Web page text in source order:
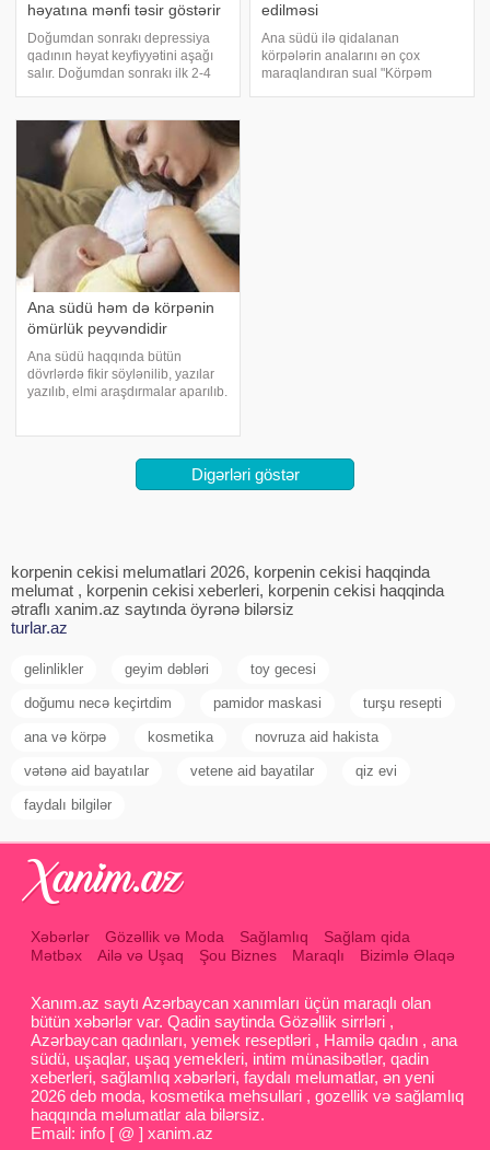
həyatına mənfi təsir göstərir
Doğumdan sonrakı depressiya
qadının həyat keyfiyyətini aşağı
salır. Doğumdan sonrakı ilk 2-4
biləcək postpartum depressiyaya
vaxtında müdaxilənin
əhəmiyyətinə işar
edilməsi
Ana südü ilə qidalanan
körpələrin analarını ən çox
maraqlandıran sual "Körpəm
Ana südü həm də körpənin
ömürlük peyvəndidir
Ana südü haqqında bütün
dövrlərdə fikir söylənilib, yazılar
yazılıb, elmi araşdırmalar aparılıb.
birincisi, Yaradanın körpəyə anas
Digərləri göstər
korpenin cekisi melumatlari 2026, korpenin cekisi haqqinda
melumat , korpenin cekisi xeberleri, korpenin cekisi haqqinda
ətraflı xanim.az saytında öyrənə bilərsiz
turlar.az
gelinlikler geyim dəbləri toy gecesi
doğumu necə keçirtdim pamidor maskasi turşu resepti
ana və körpə kosmetika novruza aid hakista
vətənə aid bayatılar vetene aid bayatilar qiz evi
faydalı bilgilər
Xəbərlər Gözəllik və Moda Sağlamlıq
Sağlam qida
Mətbəx
Ailə və Uşaq Şou Biznes Maraqlı Bizimlə Əlaqə
Xanım.az saytı Azərbaycan xanımları üçün maraqlı olan
bütün xəbərlər var. Qadin saytinda Gözəllik sirrləri ,
Azərbaycan qadınları, yemek reseptləri , Hamilə qadın , ana
südü, uşaqlar, uşaq yemekleri, intim münasibətlər, qadin
xeberleri, sağlamlıq xəbərləri, faydalı melumatlar, ən yeni
2026 deb moda, kosmetika mehsullari , gozellik və sağlamlıq
haqqında məlumatlar ala bilərsiz.
Email: info [ @ ] xanim.az